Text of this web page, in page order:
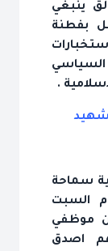
ينبغي
بفطنة
.
سماحة
السبت
موظفي
اصدق